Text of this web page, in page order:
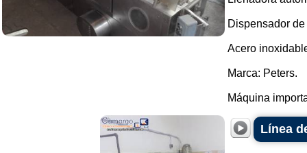
Dispensador
Acero
Marca: Peters.
Máquina
Línea